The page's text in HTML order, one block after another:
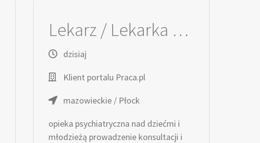
Lekarz / Lekarka ds. Psychiatrii Dziecięcej
dzisiaj
Klient portalu Praca.pl
mazowieckie / Płock
opieka psychiatryczna nad dziećmi i
młodzieżą prowadzenie konsultacji i